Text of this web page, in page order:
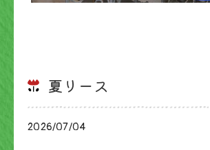
夏リース
2026/07/04